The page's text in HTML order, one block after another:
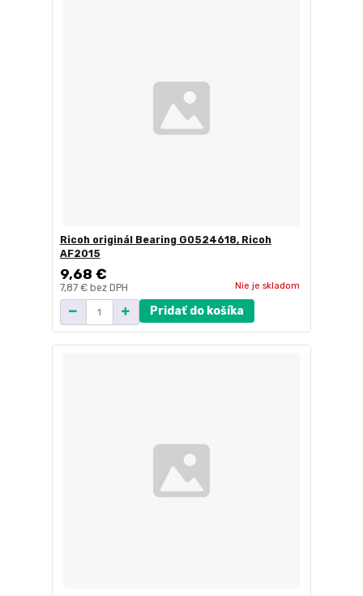
Ricoh originál Bearing G0524618, Ricoh
AF2015
9,68 €
7,87 € bez DPH Nie je skladom
Pridať do košíka